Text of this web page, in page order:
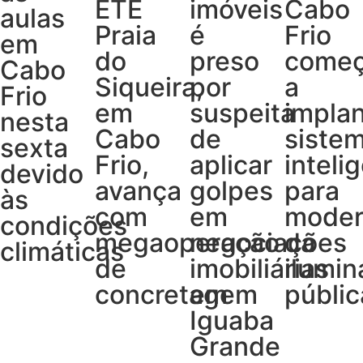
aulas
em
Cabo
Frio
nesta
sexta
devido
às
condições
climáticas
ETE
Praia
do
Siqueira,
em
Cabo
Frio,
avança
com
megaoperação
de
concretagem
imóveis
é
preso
por
suspeita
de
aplicar
golpes
em
negociações
imobiliárias
em
Iguaba
Grande
Cabo
Frio
a
para
da